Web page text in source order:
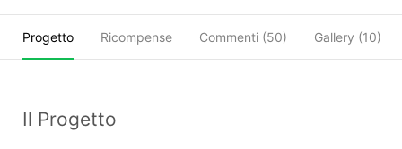
Progetto Ricompense Commenti (50) Gallery (10)
Il Progetto